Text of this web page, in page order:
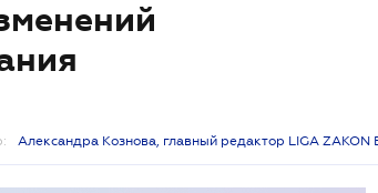
Александра Кознова, главный редактор LIGA ZAKON